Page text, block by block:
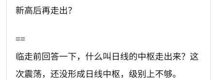
新高后再走出？
==
临走前回答一下，什么叫日线的中枢走出来？这
次震荡，还没形成日线中枢，级别上不够。